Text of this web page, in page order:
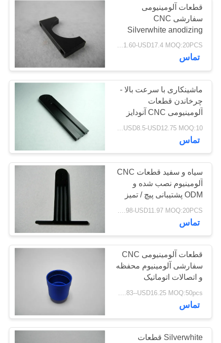
قطعات آلومینیومی
سفارشی CNC
Silverwhite anodizing
سفارشات نمونه قابل قبول
است
USD 11.60-USD17.4 MOQ:20PCS
تماس
ماشینکاری با سرعت بالا -
چرخاندن قطعات
آلومینیومی CNC آنودایز
سیاه و سفید
تماس
سیاه و سفید قطعات CNC
آلومینیوم نصب شده و
ODM پشتیبانی پیچ / تمیز
کردن / Die Castings /
چشمه
تماس
قطعات آلومینیومی CNC
سفارشی آلومینیوم محفظه
و اتصالات اتوماتیک
USD10.83--USD16.25 MOQ:50pcs
تماس
Silverwhite قطعات